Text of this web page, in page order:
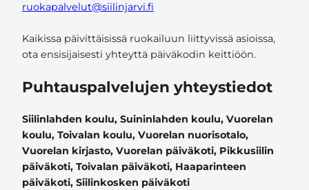
ruokapalvelut@siilinjarvi.fi
Kaikissa päivittäisissä ruokailuun liittyvissä asioissa,
ota ensisijaisesti yhteyttä päiväkodin keittiöön.
Puhtauspalvelujen yhteystiedot
Siilinlahden koulu, Suininlahden koulu, Vuorelan
koulu, Toivalan koulu, Vuorelan nuorisotalo,
Vuorelan kirjasto, Vuorelan päiväkoti, Pikkusiilin
päiväkoti, Toivalan päiväkoti, Haaparinteen
päiväkoti, Siilinkosken päiväkoti